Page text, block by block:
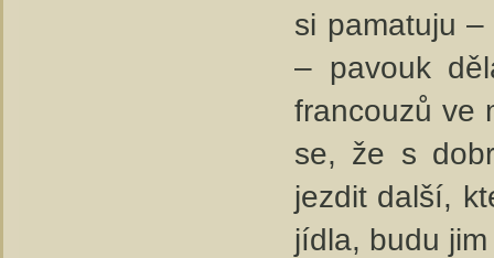
si pamatuju
– pavouk
francouzů ve
se, že s
jezdit další,
jídla, budu